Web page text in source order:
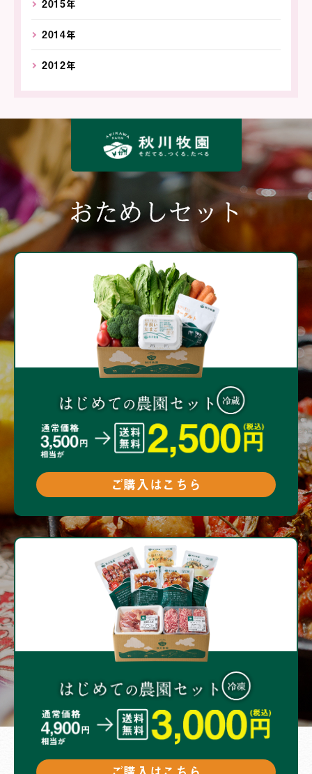
2015年
2014年
2012年
おためしセット
ご購入はこちら